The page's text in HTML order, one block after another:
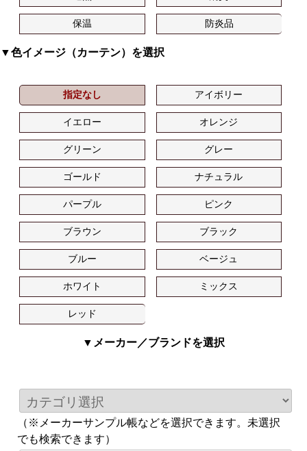
保温 防炎品
▼色イメージ（カーテン）を選択
指定なし アイボリー
イエロー オレンジ
グリーン グレー
ゴールド ナチュラル
パープル ピンク
ブラウン ブラック
ブルー ベージュ
ホワイト ミックス
レッド
▼メーカー／ブランドを選択
（※メーカーサンプル帳などを選択できます。未選択
でも検索できます）